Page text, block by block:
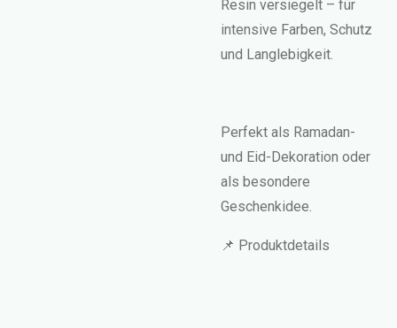
Resin versiegelt – für
intensive Farben, Schutz
und Langlebigkeit.
Perfekt als Ramadan-
und Eid-Dekoration oder
als besondere
Geschenkidee.
📌 Produktdetails